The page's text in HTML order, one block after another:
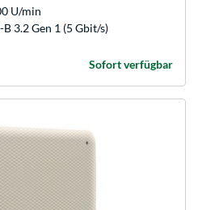
U/min
3.2 Gen 1 (5 Gbit/s)
Sofort verfügbar